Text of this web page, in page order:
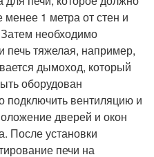
менее 1 метра от стен и
необходимо
печь тяжелая, например,
дымоход, который
оборудован
подключить вентиляцию и
дверей и окон
После установки
печи на